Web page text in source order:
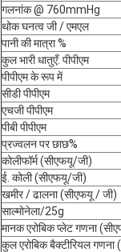
गलनांक @ 760mmHg
थोक घनत्व जी / एमएल
पानी की मात्रा %
कुल भारी धातुएँ: पीपीएम
पीपीएम के रूप में
सीडी पीपीएम
एचजी पीपीएम
पीबी पीपीएम
प्रज्वलन पर छाछ%
कोलीफॉर्म (सीएफयू/जी)
ई. कोली (सीएफयू/जी)
खमीर / ढालना (सीएफयू / जी)
साल्मोनेला/25g
मानक एरोबिक प्लेट गणना
कुल एरोबिक बैक्टीरियल